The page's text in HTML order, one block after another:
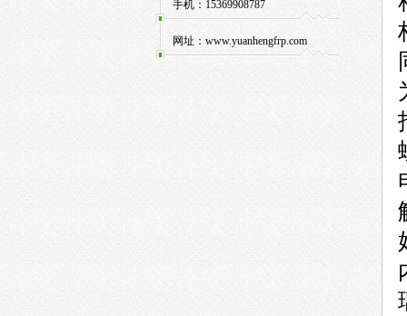
手机： 15369908787
网址： www.yuanhengfrp.com